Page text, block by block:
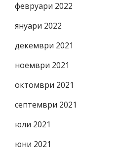
февруари 2022
януари 2022
декември 2021
ноември 2021
октомври 2021
септември 2021
юли 2021
юни 2021